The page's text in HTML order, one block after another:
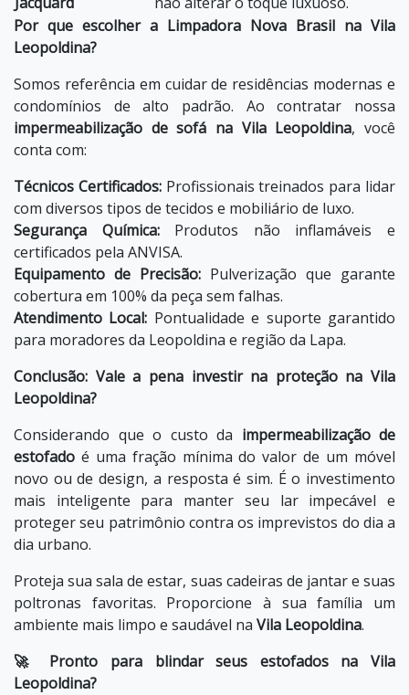
Por que escolher a Limpadora Nova Brasil na Vila
Leopoldina?
Somos referência em cuidar de residências modernas e
condomínios de alto padrão. Ao contratar nossa
impermeabilização de sofá na Vila Leopoldina, você
conta com:
Técnicos Certificados:Profissionais treinados para lidar
com diversos tipos de tecidos e mobiliário de luxo.
Segurança Química:Produtos não inflamáveis e
certificados pela ANVISA.
Equipamento de Precisão: Pulverização que garante
cobertura em 100% da peça sem falhas.
Atendimento Local: Pontualidade e suporte garantido
para moradores da Leopoldina e região da Lapa.
Conclusão: Vale a pena investir na proteção na Vila
Leopoldina?
Considerando que o custo da impermeabilização de
estofado é uma fração mínima do valor de um móvel
novo ou de design, a resposta é sim. É o investimento
mais inteligente para manter seu lar impecável e
proteger seu patrimônio contra os imprevistos do dia a
dia urbano.
Proteja sua sala de estar, suas cadeiras de jantar e suas
poltronas favoritas. Proporcione à sua família um
ambiente mais limpo e saudável na Vila Leopoldina.
🚀 Pronto para blindar seus estofados na Vila
Leopoldina?